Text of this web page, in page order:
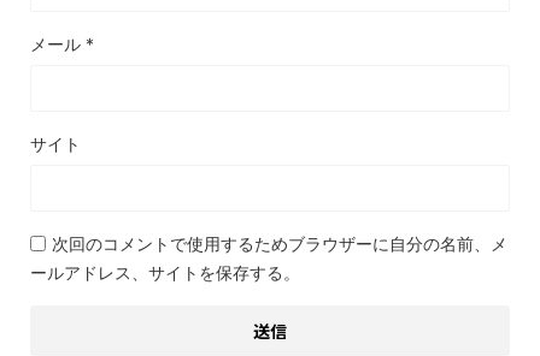
メール *
サイト
次回のコメントで使用するためブラウザーに自分の名前、メ
ールアドレス、サイトを保存する。